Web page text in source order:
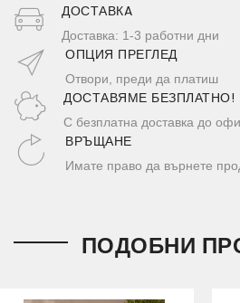
ДОСТАВКA
Доставка: 1-3 работни дни
ОПЦИЯ ПРЕГЛЕД
Отвори, преди да платиш
ДОСТАВЯМЕ БЕЗПЛАТНО!
С безплатна доставка до
ВРЪЩАНЕ
Имате право да върнете
ПОДОБНИ